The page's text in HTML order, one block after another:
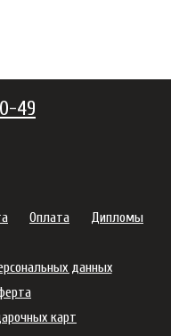
49
Оплата
Дипломы
данных
карт